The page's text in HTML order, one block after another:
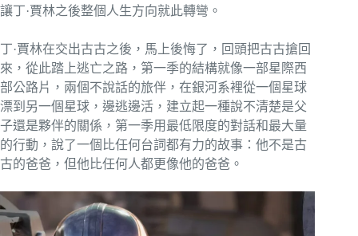
讓丁·賈林之後整個人生方向就此轉彎。
丁·賈林在交出古古之後，馬上後悔了，回頭把古古搶回
來，從此踏上逃亡之路，第一季的結構就像一部星際西
部公路片，兩個不說話的旅伴，在銀河系裡從一個星球
漂到另一個星球，邊逃邊活，建立起一種說不清楚是父
子還是夥伴的關係，第一季用最低限度的對話和最大量
的行動，說了一個比任何台詞都有力的故事：他不是古
古的爸爸，但他比任何人都更像他的爸爸。